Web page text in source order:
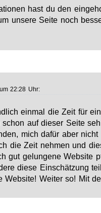
hast du den
unsere Seite noch
22:28 Uhr:
einmal die Zeit für ein
auf dieser Seite
mich dafür aber nicht
die Zeit nehmen und
gut gelungene Website
diese Einschätzung
Website! Weiter so! Mit